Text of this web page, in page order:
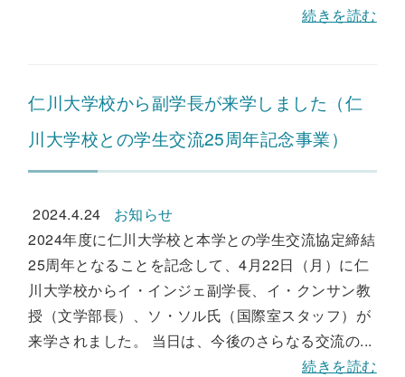
続きを読む
仁川大学校から副学長が来学しました（仁
川大学校との学生交流25周年記念事業）
2024.4.24
お知らせ
2024年度に仁川大学校と本学との学生交流協定締結
25周年となることを記念して、4月22日（月）に仁
川大学校からイ・インジェ副学長、イ・クンサン教
授（文学部長）、ソ・ソル氏（国際室スタッフ）が
来学されました。 当日は、今後のさらなる交流の...
続きを読む